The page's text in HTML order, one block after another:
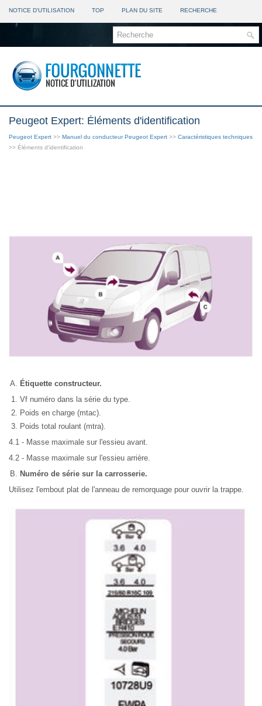
NOTICE D'UTILISATION TOP PLAN DU SITE RECHERCHE
Peugeot Expert: Éléments d'identification
Peugeot Expert >> Manuel du conducteur Peugeot Expert >> Caractéristiques techniques
>> Éléments d'identification
Étiquette constructeur.
Vf numéro dans la série du type.
Poids en charge (mtac).
Poids total roulant (mtra).
4.1 - Masse maximale sur l'essieu avant.
4.2 - Masse maximale sur l'essieu arrière.
Numéro de série sur la carrosserie.
Utilisez l'embout plat de l'anneau de remorquage pour ouvrir la trappe.